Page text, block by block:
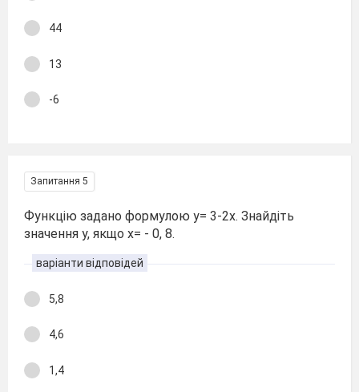
44
13
-6
Запитання 5
Функцію задано формулою y= 3-2x. Знайдіть
значення y, якщо x= - 0, 8.
варіанти відповідей
5,8
4,6
1,4